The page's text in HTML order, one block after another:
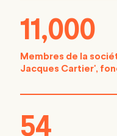
11,000
Membres de la
Jacques Cartier',
54